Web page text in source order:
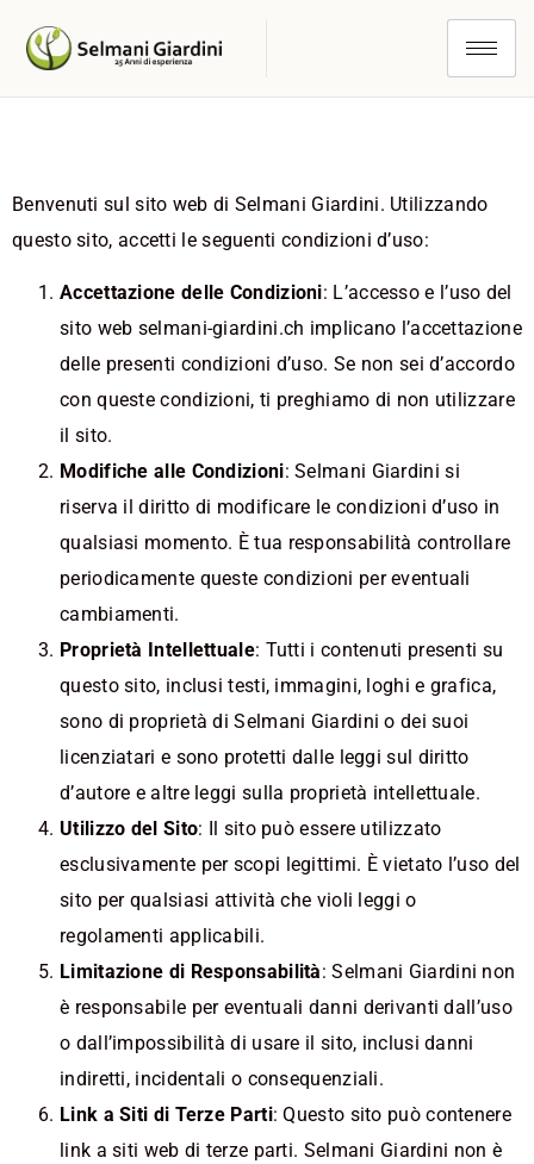
Benvenuti sul sito web di Selmani Giardini. Utilizzando
questo sito, accetti le seguenti condizioni d’uso:
Accettazione delle Condizioni: L’accesso e l’uso del
sito web selmani-giardini.ch implicano l’accettazione
delle presenti condizioni d’uso. Se non sei d’accordo
con queste condizioni, ti preghiamo di non utilizzare
il sito.
Modifiche alle Condizioni: Selmani Giardini si
riserva il diritto di modificare le condizioni d’uso in
qualsiasi momento. È tua responsabilità controllare
periodicamente queste condizioni per eventuali
cambiamenti.
Proprietà Intellettuale: Tutti i contenuti presenti su
questo sito, inclusi testi, immagini, loghi e grafica,
sono di proprietà di Selmani Giardini o dei suoi
licenziatari e sono protetti dalle leggi sul diritto
d’autore e altre leggi sulla proprietà intellettuale.
Utilizzo del Sito: Il sito può essere utilizzato
esclusivamente per scopi legittimi. È vietato l’uso del
sito per qualsiasi attività che violi leggi o
regolamenti applicabili.
Limitazione di Responsabilità: Selmani Giardini non
è responsabile per eventuali danni derivanti dall’uso
o dall’impossibilità di usare il sito, inclusi danni
indiretti, incidentali o consequenziali.
Link a Siti di Terze Parti: Questo sito può contenere
link a siti web di terze parti. Selmani Giardini non è